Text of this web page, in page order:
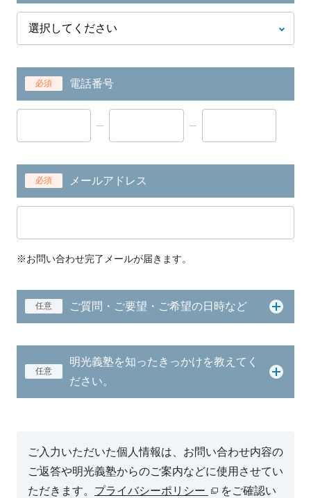
必須 電話番号
必須 メールアドレス
※お問い合わせ完了メールが届きます。
任意 ご質問・ご要望・ご希望の日時など
任意
明光義塾を知ったきっかけを教えてく
ださい。
ご入力いただいた個人情報は、お問い合わせ内容の
ご返答や明光義塾からのご案内などに使用させてい
ただきます。 プライバシーポリシー をご確認い